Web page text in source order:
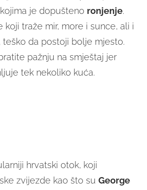
je dopušteno ronjenje.
koji traže mir, more i sunce, ali i
teško da postoji bolje mjesto.
pažnju na smještaj jer
tek nekoliko kuća.
hrvatski otok, koji
zvijezde kao što su George